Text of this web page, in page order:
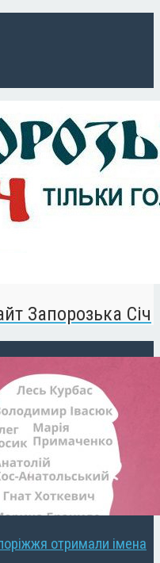
Запорозька Січ
отримали імена